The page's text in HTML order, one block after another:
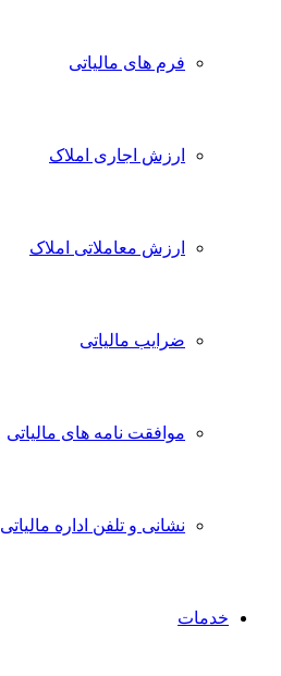
فرم های مالیاتی
ارزش اجاری املاک
ارزش معاملاتی املاک
ضرایب مالیاتی
موافقت نامه های مالیاتی
نشانی و تلفن اداره مالیاتی
خدمات